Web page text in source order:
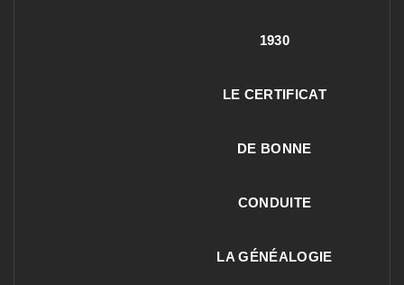
1930
LE CERTIFICAT
DE BONNE
CONDUITE
LA GÉNÉALOGIE